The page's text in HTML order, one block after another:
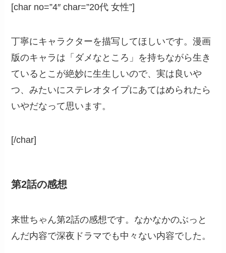
[char no=”4″ char=”20代 女性”]
丁寧にキャラクターを描写してほしいです。漫画
版のキャラは「ダメなところ」を持ちながら生き
ているとこが絶妙に生生しいので、実は良いや
つ、みたいにステレオタイプにあてはめられたら
いやだなって思います。
[/char]
第2話の感想
来世ちゃん第2話の感想です。なかなかのぶっと
んだ内容で深夜ドラマでも中々ない内容でした。